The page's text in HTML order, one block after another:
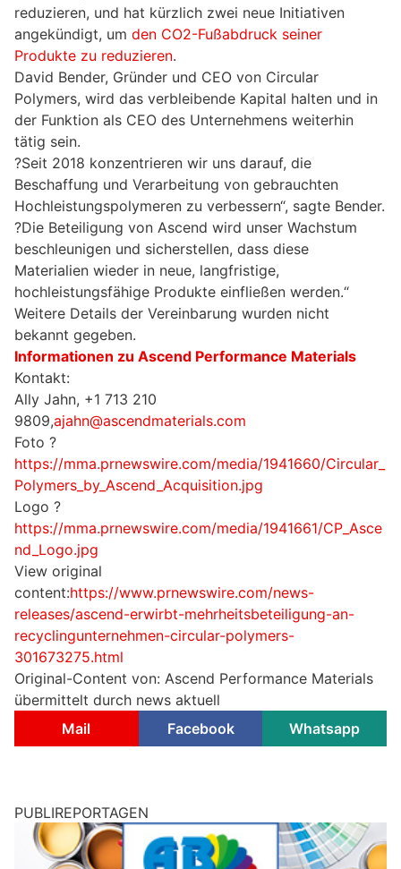
reduzieren, und hat kürzlich zwei neue Initiativen
angekündigt, um den CO2-Fußabdruck seiner
Produkte zu reduzieren.
David Bender, Gründer und CEO von Circular
Polymers, wird das verbleibende Kapital halten und in
der Funktion als CEO des Unternehmens weiterhin
tätig sein.
?Seit 2018 konzentrieren wir uns darauf, die
Beschaffung und Verarbeitung von gebrauchten
Hochleistungspolymeren zu verbessern“, sagte Bender.
?Die Beteiligung von Ascend wird unser Wachstum
beschleunigen und sicherstellen, dass diese
Materialien wieder in neue, langfristige,
hochleistungsfähige Produkte einfließen werden.“
Weitere Details der Vereinbarung wurden nicht
bekannt gegeben.
Informationen zu Ascend Performance Materials
Kontakt:
Ally Jahn, +1 713 210
9809,ajahn@ascendmaterials.com
Foto ?
https://mma.prnewswire.com/media/1941660/Circular_
Polymers_by_Ascend_Acquisition.jpg
Logo ?
https://mma.prnewswire.com/media/1941661/CP_Asce
nd_Logo.jpg
View original
content:https://www.prnewswire.com/news-
releases/ascend-erwirbt-mehrheitsbeteiligung-an-
recyclingunternehmen-circular-polymers-
301673275.html
Original-Content von: Ascend Performance Materials
übermittelt durch news aktuell
Mail
Facebook Whatsapp
PUBLIREPORTAGEN